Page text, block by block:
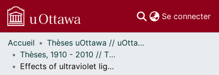
Se connecter
Communautés
et collections
Parcourir
Accueil
Thèses uOttawa // uOttawa Theses
Thèses, 1910 - 2010 // Theses, 1910 - 2010
Effects of ultraviolet light on the activation of human lymphocytes.